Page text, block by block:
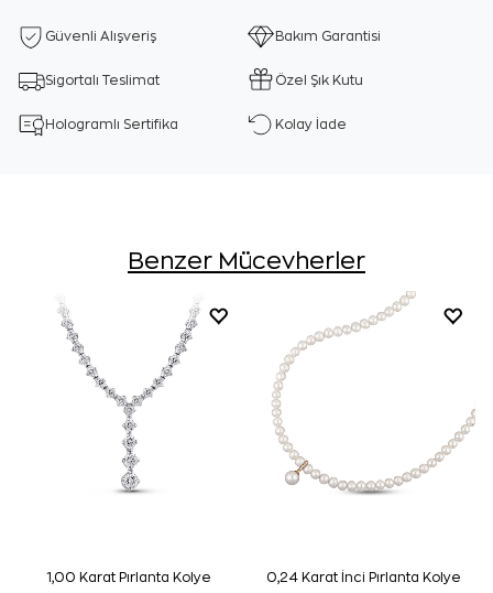
Güvenli Alışveriş Bakım Garantisi
Sigortalı Teslimat Özel Şık Kutu
Hologramlı Sertifika Kolay İade
Benzer Mücevherler
1,00 Karat Pırlanta Kolye 0,24 Karat İnci Pırlanta Kolye